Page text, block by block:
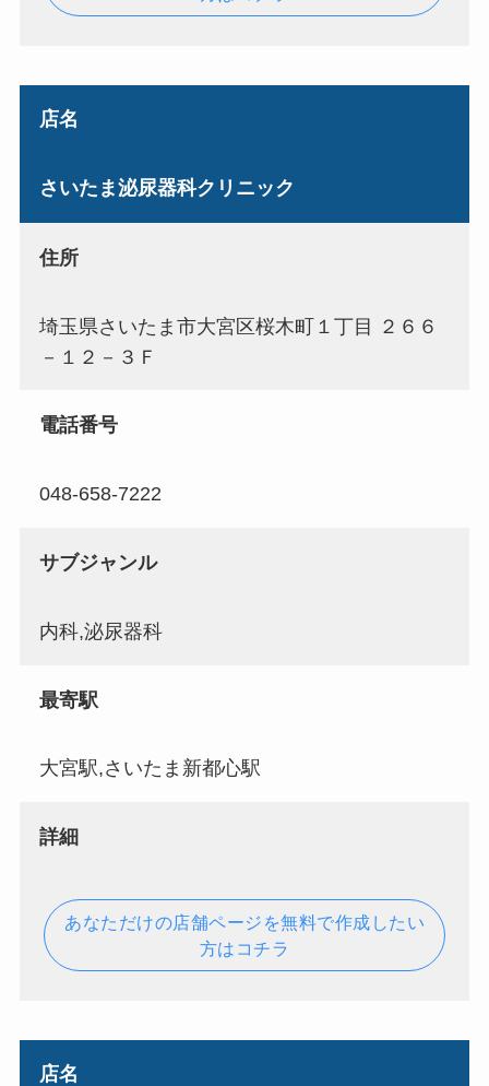
店名
さいたま泌尿器科クリニック
住所
埼玉県さいたま市大宮区桜木町１丁目 ２６６
－１２－３Ｆ
電話番号
048-658-7222
サブジャンル
内科,泌尿器科
最寄駅
大宮駅,さいたま新都心駅
詳細
あなただけの店舗ページを無料で作成したい
方はコチラ
店名